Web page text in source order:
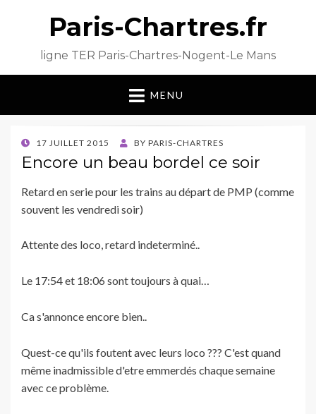
Paris-Chartres.fr
ligne TER Paris-Chartres-Nogent-Le Mans
MENU
POSTED
ON
17 JUILLET 2015 BY PARIS-CHARTRES
Encore un beau bordel ce soir
Retard en serie pour les trains au départ de PMP (comme
souvent les vendredi soir)
Attente des loco, retard indeterminé..
Le 17:54 et 18:06 sont toujours à quai…
Ca s'annonce encore bien..
Quest-ce qu'ils foutent avec leurs loco ??? C'est quand
même inadmissible d'etre emmerdés chaque semaine
avec ce problème.